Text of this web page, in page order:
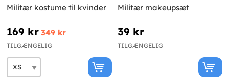
Militær kostume til kvinder
169 kr 349 kr
TILGÆNGELIG
Militær makeupsæt
39 kr
TILGÆNGELIG